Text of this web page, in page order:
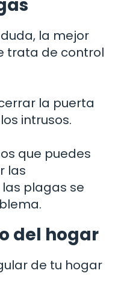
la mejor
trata de control
la puerta
intrusos.
que puedes
las
plagas se
del hogar
de tu hogar